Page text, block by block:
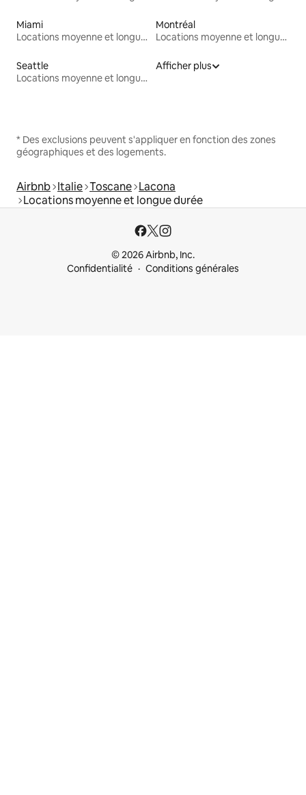
Miami
Locations moyenne et longue durée
Montréal
Locations moyenne et longue durée
Seattle
Locations moyenne et longue durée
Afficher plus
* Des exclusions peuvent s'appliquer en fonction des zones
géographiques et des logements.
Airbnb Italie Toscane Lacona
Locations moyenne et longue durée
© 2026 Airbnb, Inc.
Confidentialité
Conditions générales